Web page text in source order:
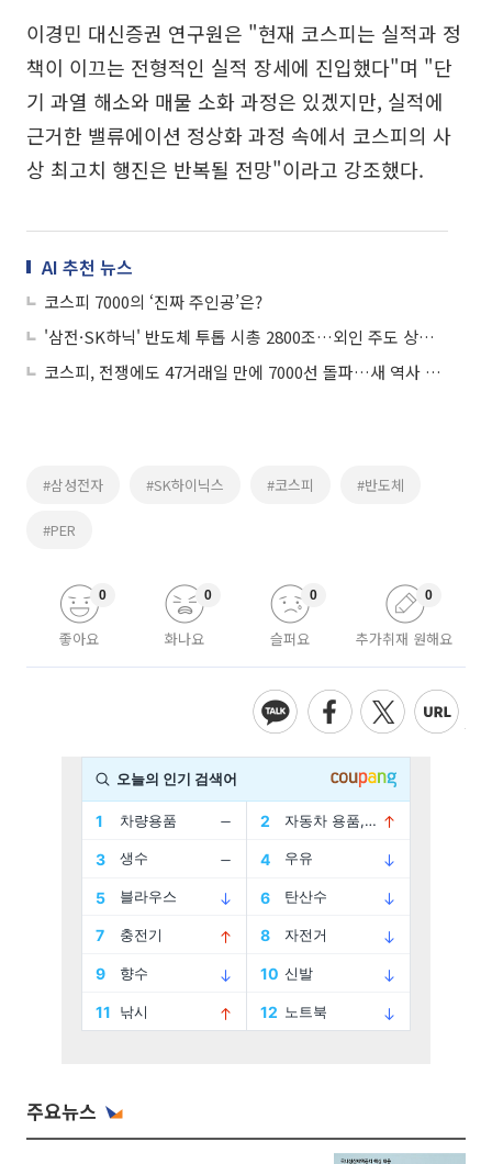
이경민 대신증권 연구원은 "현재 코스피는 실적과 정
책이 이끄는 전형적인 실적 장세에 진입했다"며 "단
기 과열 해소와 매물 소화 과정은 있겠지만, 실적에
근거한 밸류에이션 정상화 과정 속에서 코스피의 사
상 최고치 행진은 반복될 전망"이라고 강조했다.
AI 추천 뉴스
코스피 7000의 ‘진짜 주인공’은?
'삼전·SK하닉' 반도체 투톱 시총 2800조…외인 주도 상승세
코스피, 전쟁에도 47거래일 만에 7000선 돌파…새 역사 쓴 韓증시
#삼성전자 #SK하이닉스 #코스피 #반도체
#PER
좋아요
0
화나요
0
슬퍼요
0
추가취재 원해요
0
주요뉴스